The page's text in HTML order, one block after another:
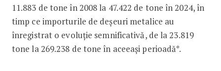
11.883 de tone în 2008 la 47.422 de tone în 2024, în
timp ce importurile de deșeuri metalice au
înregistrat o evoluție semnificativă, de la 23.819
tone la 269.238 de tone în aceeași perioadă*.